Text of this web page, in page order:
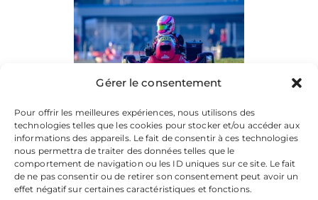
Gérer le consentement
Pour offrir les meilleures expériences, nous utilisons des
technologies telles que les cookies pour stocker et/ou accéder aux
informations des appareils. Le fait de consentir à ces technologies
nous permettra de traiter des données telles que le
comportement de navigation ou les ID uniques sur ce site. Le fait
de ne pas consentir ou de retirer son consentement peut avoir un
effet négatif sur certaines caractéristiques et fonctions.